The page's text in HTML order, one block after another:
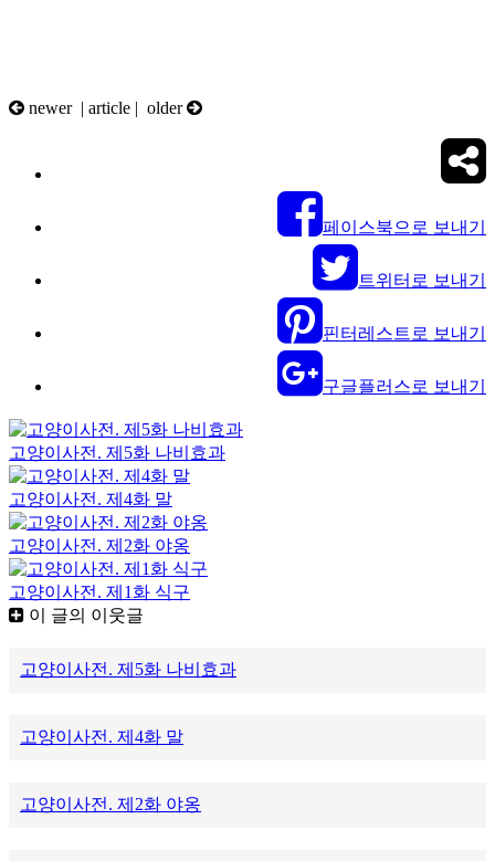
newer | article | older
페이스북으로 보내기
트위터로 보내기
핀터레스트로 보내기
구글플러스로 보내기
고양이사전. 제5화 나비효과
고양이사전. 제4화 말
고양이사전. 제2화 야옹
고양이사전. 제1화 식구
이 글의 이웃글
고양이사전. 제5화 나비효과
고양이사전. 제4화 말
고양이사전. 제2화 야옹